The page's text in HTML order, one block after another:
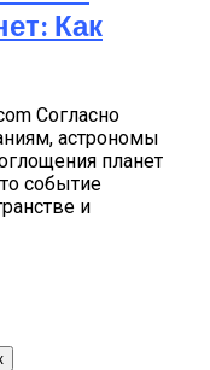
Как
Согласно
астрономы
планет
событие
и